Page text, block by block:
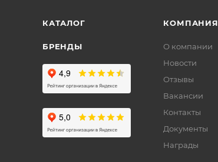
КАТАЛОГ
БРЕНДЫ
КОМПАНИЯ
О компании
Новости
Отзывы
Вакансии
Контакты
Документы
Награды